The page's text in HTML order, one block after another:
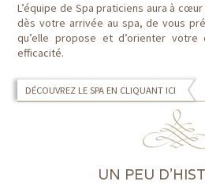
L’équipe de Spa praticiens aura à
dès votre arrivée au spa, de vous
qu’elle propose et d’orienter
efficacité.
DÉCOUVREZ LE SPA EN CLIQUANT ICI
UN PEU